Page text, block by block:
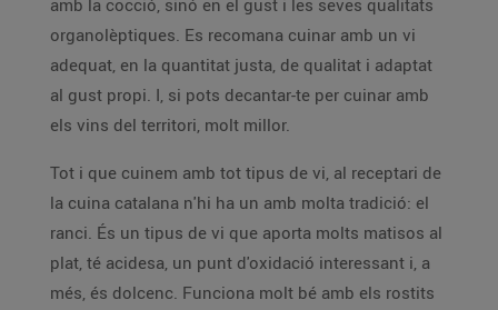
amb la cocció, sinó en el gust i les seves qualitats
organolèptiques. Es recomana cuinar amb un vi
adequat, en la quantitat justa, de qualitat i adaptat
al gust propi. I, si pots decantar-te per cuinar amb
els vins del territori, molt millor.
Tot i que cuinem amb tot tipus de vi, al receptari de
la cuina catalana n'hi ha un amb molta tradició: el
ranci. És un tipus de vi que aporta molts matisos al
plat, té acidesa, un punt d'oxidació interessant i, a
més, és dolcenc. Funciona molt bé amb els rostits